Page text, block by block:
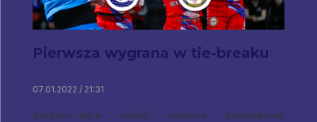
Pierwsza wygrana w tie-breaku
07.01.2022 / 21:31
Gazprom-Jugra odniósł pierwsze dwupunktowe